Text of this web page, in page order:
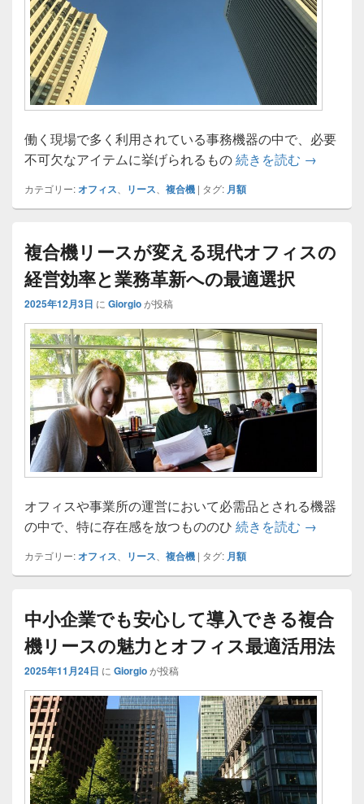
働く現場で多く利用されている事務機器の中で、必要
不可欠なアイテムに挙げられるもの続きを読む 多機能時
→
カテゴリー:オフィス リース 複合機 | タグ: 月額
複合機リースが変える現代オフィスの
経営効率と業務革新への最適選択
2025年12月3日 に Giorgioが投稿
オフィスや事業所の運営において必需品とされる機器
の中で、特に存在感を放つもののひ 続きを読む 複合機リ
→
カテゴリー:オフィス リース 複合機 | タグ: 月額
中小企業でも安心して導入できる複合
機リースの魅力とオフィス最適活用法
2025年11月24日 に Giorgioが投稿